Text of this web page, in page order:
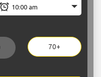
70+